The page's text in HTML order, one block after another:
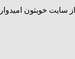
سایت خوبتون